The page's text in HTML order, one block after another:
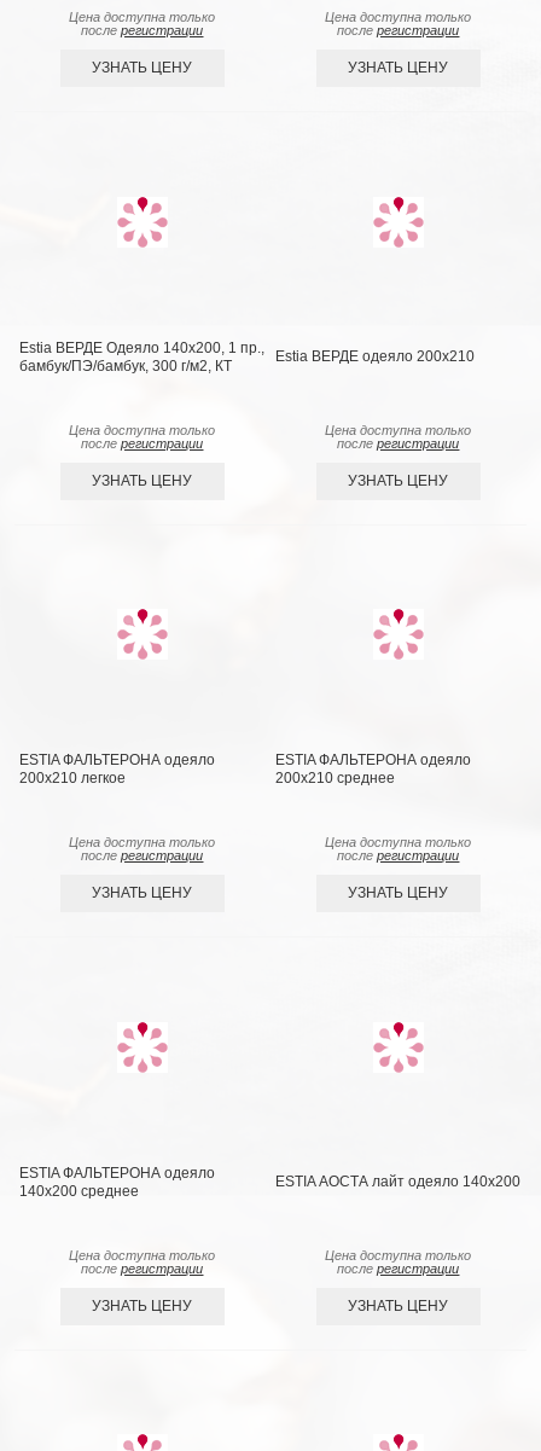
Цена доступна только
послерегистрации
УЗНАТЬ ЦЕНУ
Цена доступна только
послерегистрации
УЗНАТЬ ЦЕНУ
Estia ВЕРДЕ Одеяло 140х200, 1 пр.,
бамбук/ПЭ/бамбук, 300 г/м2, КТ
Цена доступна только
послерегистрации
УЗНАТЬ ЦЕНУ
Estia ВЕРДЕ одеяло 200х210
Цена доступна только
послерегистрации
УЗНАТЬ ЦЕНУ
ESTIA ФАЛЬТЕРОНА одеяло
200х210 легкое
Цена доступна только
послерегистрации
УЗНАТЬ ЦЕНУ
ESTIA ФАЛЬТЕРОНА одеяло
200х210 среднее
Цена доступна только
послерегистрации
УЗНАТЬ ЦЕНУ
ESTIA ФАЛЬТЕРОНА одеяло
140х200 среднее
Цена доступна только
послерегистрации
УЗНАТЬ ЦЕНУ
ESTIA АОСТА лайт одеяло 140x200
Цена доступна только
послерегистрации
УЗНАТЬ ЦЕНУ